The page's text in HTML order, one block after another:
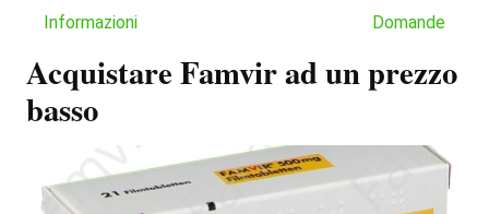
Informazioni Domande
Acquistare Famvir ad un prezzo
basso